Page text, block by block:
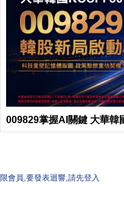
009829掌握AI關鍵 大華韓
限會員,要發表迴響,請先登入